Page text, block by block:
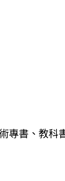
專書、教科